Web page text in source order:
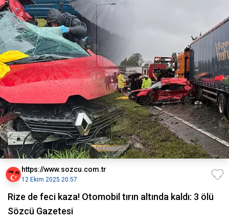
https://www.sozcu.com.tr
12 Ekim 2025 20:57
Rize de feci kaza! Otomobil tırın altında kaldı: 3 ölü
Sözcü Gazetesi